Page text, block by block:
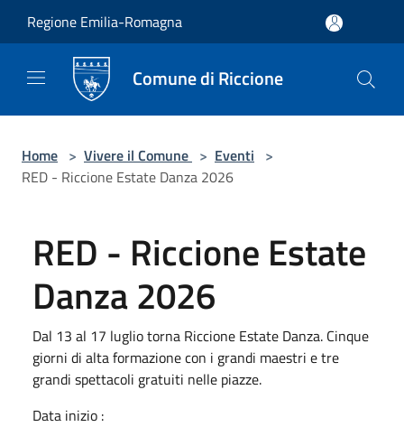
Regione Emilia-Romagna
Comune di Riccione
Home > Vivere il Comune > Eventi >
RED - Riccione Estate Danza 2026
RED - Riccione Estate
Danza 2026
Dal 13 al 17 luglio torna Riccione Estate Danza. Cinque
giorni di alta formazione con i grandi maestri e tre
grandi spettacoli gratuiti nelle piazze.
Data inizio :